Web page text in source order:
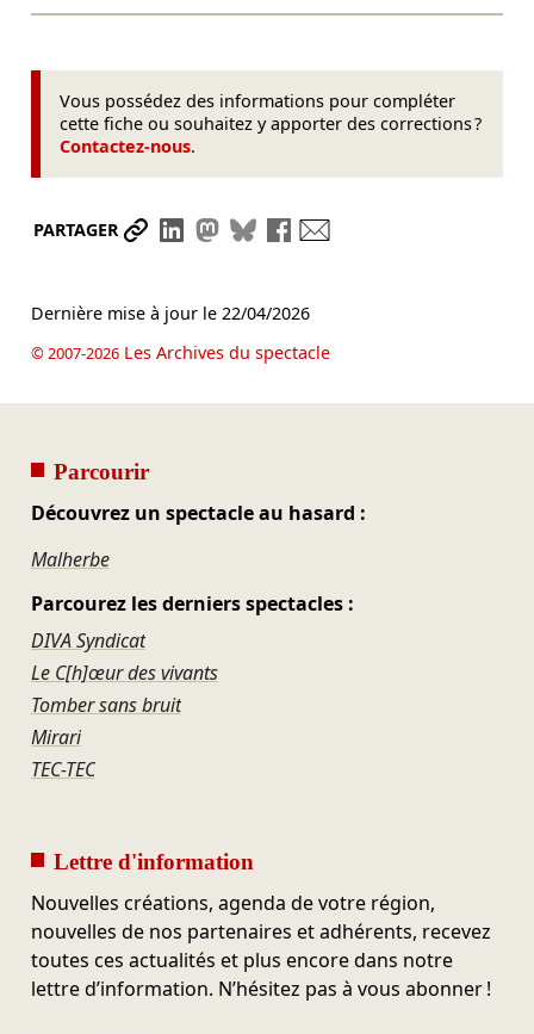
Vous possédez des informations pour compléter
cette fiche ou souhaitez y apporter des corrections ?
Contactez-nous.
PARTAGER Partager le lien
Partager sur LinkedIn
Partager sur Mastodon
Partager sur Bluesky
Partager sur Facebook
Dernière mise à jour le 22/04/2026
© 2007-2026Les Archives du spectacle
Parcourir
Découvrez un spectacle au hasard :
Malherbe
Parcourez les derniers spectacles :
DIVA Syndicat
Le C[h]œur des vivants
Tomber sans bruit
Mirari
TEC-TEC
Lettre d'information
Nouvelles créations, agenda de votre région,
nouvelles de nos partenaires et adhérents, recevez
toutes ces actualités et plus encore dans notre
lettre d’information. N’hésitez pas à vous abonner !